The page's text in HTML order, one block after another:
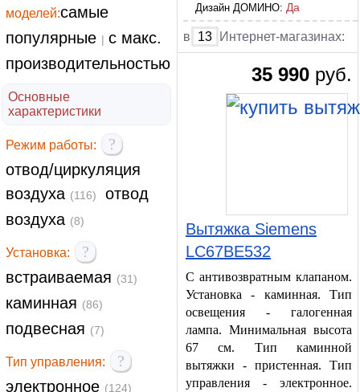
моделей:самые
популярные | с макс.
производительностью
Основные
характеристики
Режим работы:
?
отвод/циркуляция
воздуха (116)
отвод
воздуха (8)
Установка:
?
встраиваемая (31)
каминная (86)
подвесная (7)
Тип управления:
?
электронное (124)
Дизайн ДОМИНО: Да
в 13 Интернет-магазинах:
35 990 руб.
Вытяжка Siemens
LC67BE532
С антивозвратным клапаном.
Установка - каминная. Тип
освещения - галогенная
лампа. Минимальная высота
67 см. Тип каминной
вытяжки - пристенная. Тип
управления - электронное.